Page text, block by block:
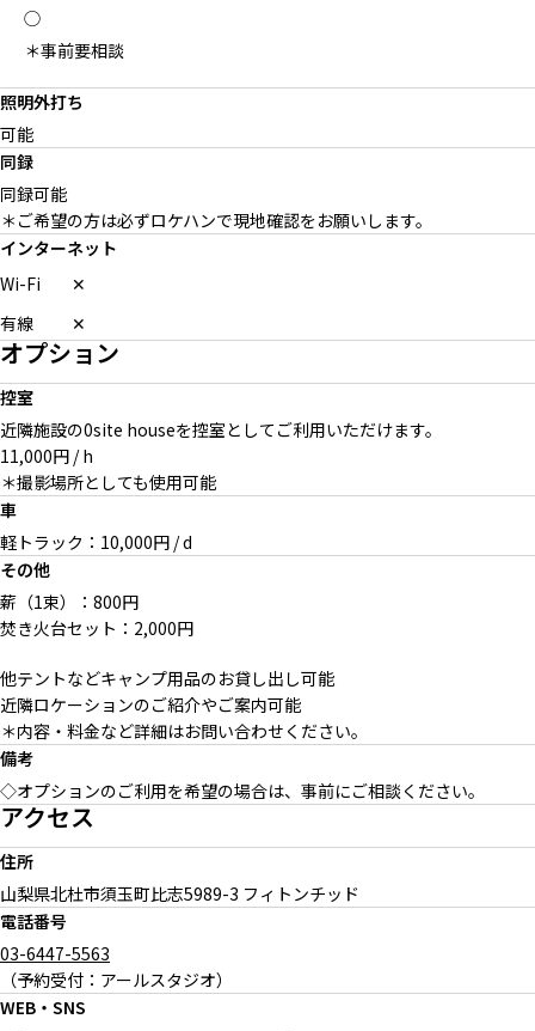
◯
＊事前要相談
照明外打ち
可能
同録
同録可能
＊ご希望の方は必ずロケハンで現地確認をお願いします。
インターネット
Wi-Fi
✕
有線
✕
オプション
控室
近隣施設の0site houseを控室としてご利用いただけます。
11,000円 / h
＊撮影場所としても使用可能
車
軽トラック：10,000円 / d
その他
薪（1束）：800円
焚き火台セット：2,000円
他テントなどキャンプ用品のお貸し出し可能
近隣ロケーションのご紹介やご案内可能
＊内容・料金など詳細はお問い合わせください。
備考
◇オプションのご利用を希望の場合は、事前にご相談ください。
アクセス
住所
山梨県北杜市須玉町比志5989-3 フィトンチッド
電話番号
03-6447-5563
（予約受付：アールスタジオ）
WEB・SNS